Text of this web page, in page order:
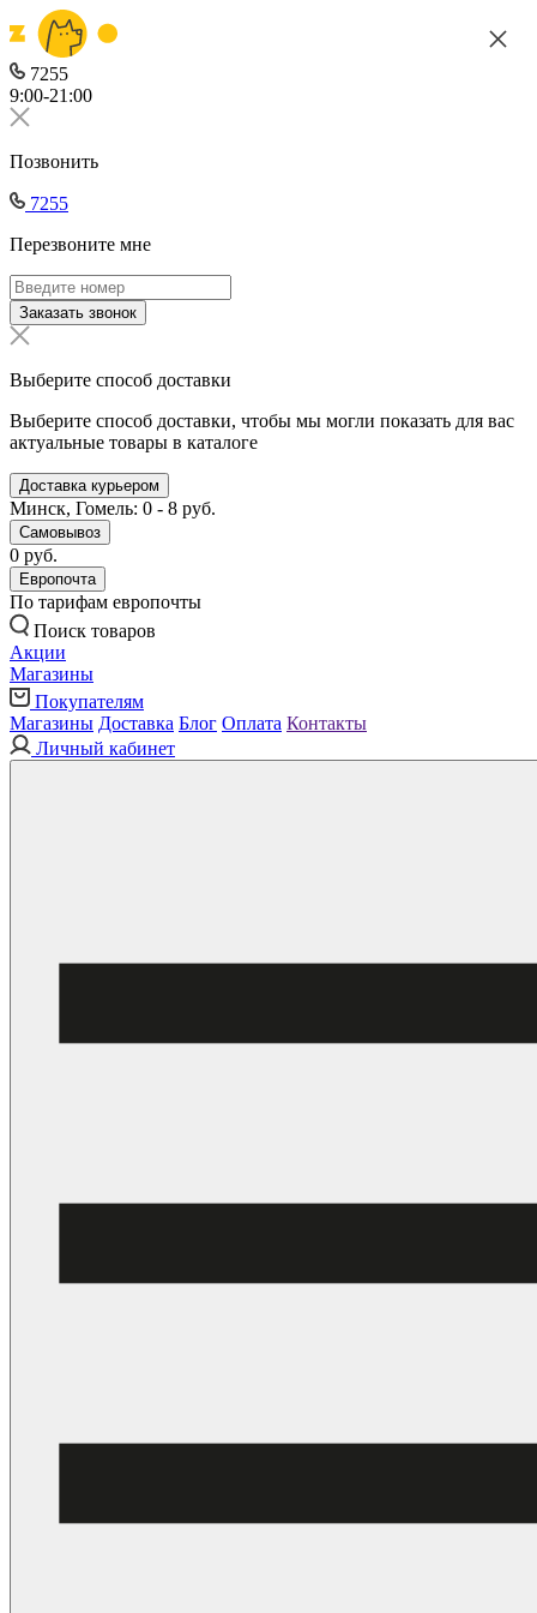
7255
9:00-21:00
Позвонить
7255
Перезвоните мне
Заказать звонок
Выберите способ доставки
Выберите способ доставки, чтобы мы могли показать для вас
актуальные товары в каталоге
Доставка курьером
Минск, Гомель: 0 - 8 руб.
Самовывоз
0 руб.
Европочта
По тарифам европочты
Поиск товаров
Акции
Магазины
Покупателям
Магазины Доставка Блог Оплата Контакты
Личный кабинет